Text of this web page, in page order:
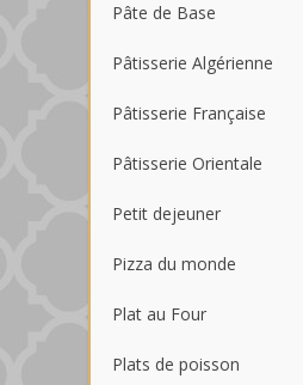
Pâte de Base
Pâtisserie Algérienne
Pâtisserie Française
Pâtisserie Orientale
Petit dejeuner
Pizza du monde
Plat au Four
Plats de poisson